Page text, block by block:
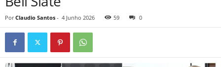
Por Claudio Santos - 4 Junho 2026 59 0